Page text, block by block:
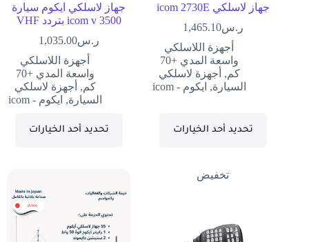
جهاز لاسلكي icom 2730E
ر.س1,465.10
أجهزة اللاسلكي
واسعة المدي +70
كم, أجهزة لاسلكي
السيارة, ايكوم - icom
تحديد أحد الخيارات
جهاز لاسلكي ايكوم سيارة
icom v 3500 بتردد VHF
ر.س1,035.00
أجهزة اللاسلكي
واسعة المدي +70
كم, أجهزة لاسلكي
السيارة, ايكوم - icom
تحديد أحد الخيارات
تخفيض